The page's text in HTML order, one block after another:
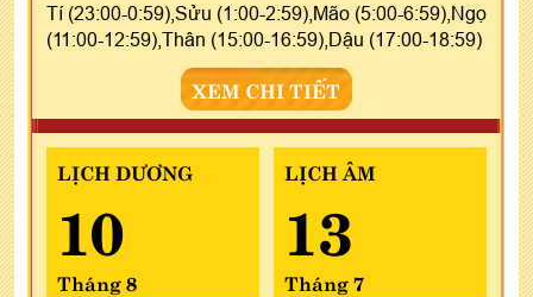
Tí (23:00-0:59),Sửu (1:00-2:59),Mão (5:00-6:59),Ngọ
(11:00-12:59),Thân (15:00-16:59),Dậu (17:00-18:59)
XEM CHI TIẾT
LỊCH DƯƠNG
10
Tháng 8
LỊCH ÂM
13
Tháng 7